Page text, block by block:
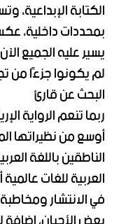
الكتابة
بمحددات داخلية،
يسير عليه الجميع
لم يكونوا جزءًا من
البحث عن قارئ
ربما تنعم الرواية
أوسع من نظيراتها
الناطقين باللغة
العربية للغات
في الانتشار